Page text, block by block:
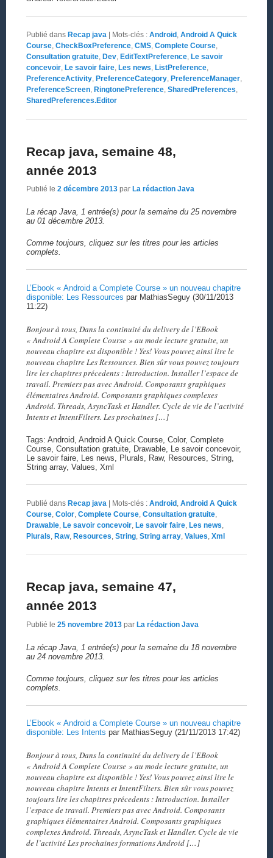
Publié dans Recap java Mots-clés : Android , Android A Quick
Course, CheckBoxPreference, CMS, Complete Course,
Consultation gratuite, Dev, EditTextPreference, Le savoir
concevoir, Le savoir faire, Les news, ListPreference,
PreferenceActivity, PreferenceCategory, PreferenceManager,
PreferenceScreen, RingtonePreference, SharedPreferences,
SharedPreferences.Editor
Recap java, semaine 48,
année 2013
Publié le 2 décembre 2013 par La rédaction Java
La récap Java, 1 entrée(s) pour la semaine du 25 novembre
au 01 décembre 2013.
Comme toujours, cliquez sur les titres pour les articles
complets.
L’Ebook « Android a Complete Course » un nouveau chapitre
disponible: Les Ressources par MathiasSeguy (30/11/2013
11:22)
Bonjour à tous, Dans la continuité du delivery de l’EBook
« Android A Complete Course » au mode lecture gratuite, un
nouveau chapitre est disponible ! Yes! Vous pouvez ainsi lire le
nouveau chapitre Les Ressources. Bien sûr vous pouvez toujours
lire les chapitres précedents : Introduction. Installer l’espace de
travail. Premiers pas avec Android. Composants graphiques
élémentaires Android. Composants graphiques complexes
Android. Threads, AsyncTask et Handler. Cycle de vie de l’activité
Intents et IntentFilters. Les prochaines […]
Tags: Android, Android A Quick Course, Color, Complete
Course, Consultation gratuite, Drawable, Le savoir concevoir,
Le savoir faire, Les news, Plurals, Raw, Resources, String,
String array, Values, Xml
Publié dans Recap java Mots-clés : Android , Android A Quick
Course, Color, Complete Course, Consultation gratuite,
Drawable, Le savoir concevoir, Le savoir faire, Les news,
Plurals, Raw, Resources, String, String array, Values, Xml
Recap java, semaine 47,
année 2013
Publié le 25 novembre 2013 par La rédaction Java
La récap Java, 1 entrée(s) pour la semaine du 18 novembre
au 24 novembre 2013.
Comme toujours, cliquez sur les titres pour les articles
complets.
L’Ebook « Android a Complete Course » un nouveau chapitre
disponible: Les Intents par MathiasSeguy (21/11/2013 17:42)
Bonjour à tous, Dans la continuité du delivery de l’EBook
« Android A Complete Course » au mode lecture gratuite, un
nouveau chapitre est disponible ! Yes! Vous pouvez ainsi lire le
nouveau chapitre Intents et IntentFilters. Bien sûr vous pouvez
toujours lire les chapitres précedents : Introduction. Installer
l’espace de travail. Premiers pas avec Android. Composants
graphiques élémentaires Android. Composants graphiques
complexes Android. Threads, AsyncTask et Handler. Cycle de vie
de l’activité Les prochaines formations Android […]